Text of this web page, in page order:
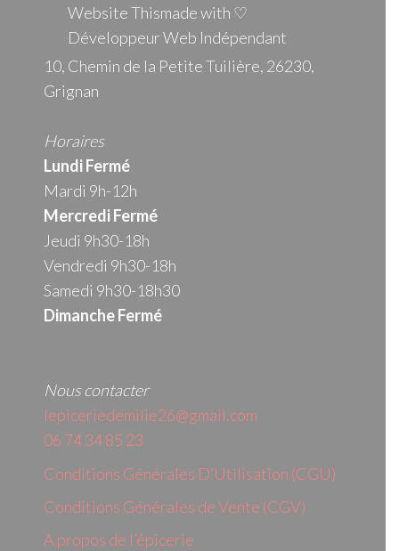
Website Thismade with ♡
Développeur Web Indépendant
10, Chemin de la Petite Tuilière, 26230,
Grignan
Horaires
Lundi Fermé
Mardi 9h-12h
MercrediFermé
Jeudi 9h30-18h
Vendredi 9h30-18h
Samedi 9h30-18h30
Dimanche Fermé
Nous contacter
lepiceriedemilie26@gmail.com
06 74 34 85 23
Conditions Générales D’Utilisation (CGU)
Conditions Générales de Vente (CGV)
A propos de l’épicerie